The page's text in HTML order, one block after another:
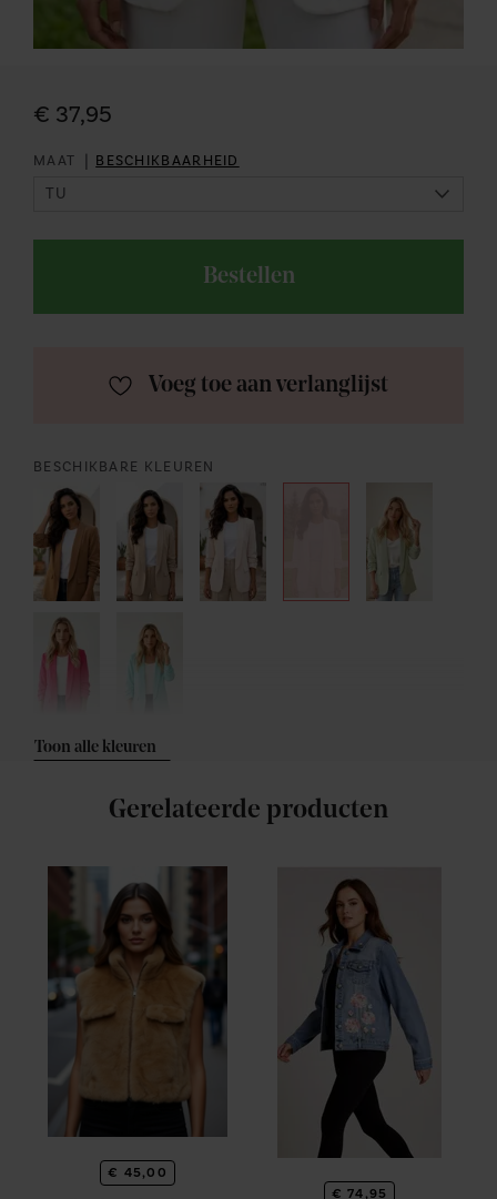
€ 37,95
MAAT | BESCHIKBAARHEID
BESCHIKBARE KLEUREN
Toon alle kleuren
Bestellen
Voeg toe aan verlanglijst
Gerelateerde producten
€ 45,00
€ 74,95